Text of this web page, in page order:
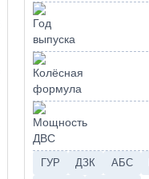
ГУР ДЗК АБС